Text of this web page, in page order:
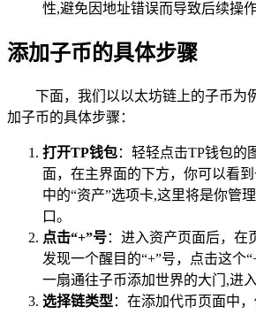
性,避免因地址错误而导致后续操
添加子币的具体步骤
下面，我们以以太坊链上的子币为
加子币的具体步骤：
打开TP钱包：轻轻点击TP钱包的
面，在主界面的下方，你可以看
中的“资产”选项卡,这里将是你管
口。
点击“+”号：进入资产页面后，在
发现一个醒目的“+”号，点击这个
一扇通往子币添加世界的大门,进
选择链类型 ：在添加代币页面中